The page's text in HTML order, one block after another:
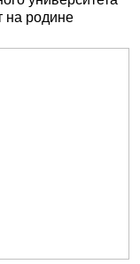
на родине